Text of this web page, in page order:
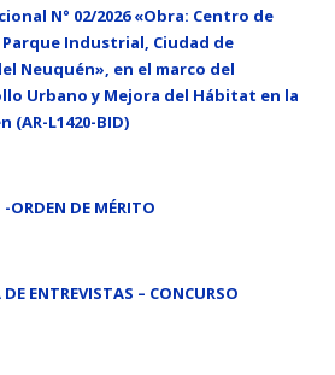
N° 02/2026 «Obra: Centro de
Industrial, Ciudad de
Neuquén», en el marco del
Urbano y Mejora del Hábitat en la
(AR-L1420-BID)
ORDEN DE MÉRITO
ENTREVISTAS – CONCURSO